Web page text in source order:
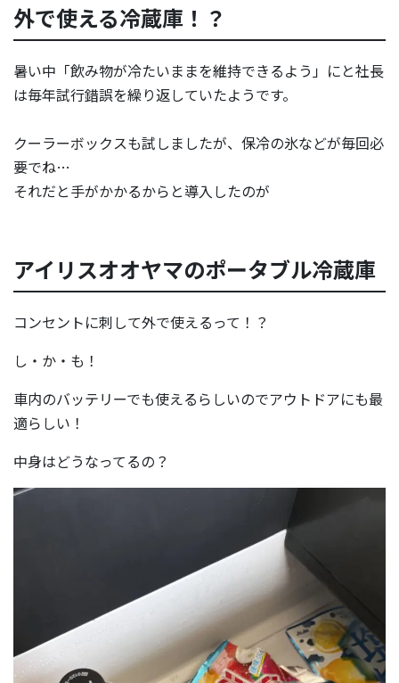
外で使える冷蔵庫！？
暑い中「飲み物が冷たいままを維持できるよう」にと社長
は毎年試行錯誤を繰り返していたようです。
クーラーボックスも試しましたが、保冷の氷などが毎回必
要でね…
それだと手がかかるからと導入したのが
アイリスオオヤマのポータブル冷蔵庫
コンセントに刺して外で使えるって！？
し・か・も！
車内のバッテリーでも使えるらしいのでアウトドアにも最
適らしい！
中身はどうなってるの？